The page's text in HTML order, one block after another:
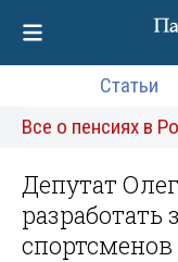
Статьи
Все о пенсиях в
Депутат
разработать
спортсменов